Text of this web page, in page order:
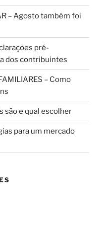
– Agosto também foi
pré-
dos contribuintes
– Como
são e qual escolher
para um mercado